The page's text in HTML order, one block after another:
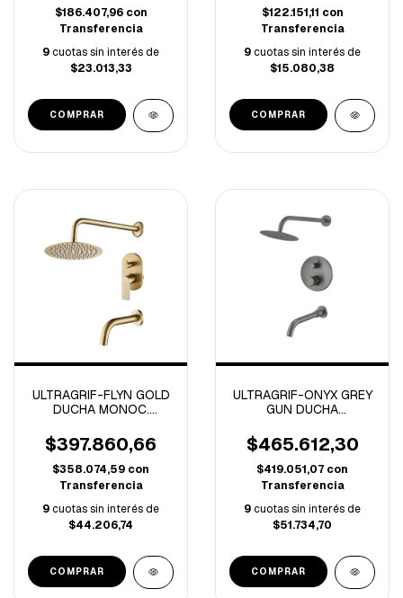
$186.407,96 con
Transferencia
9cuotas sin interés de
$23.013,33
$122.151,11 con
Transferencia
9cuotas sin interés de
$15.080,38
ULTRAGRIF-FLYN GOLD
DUCHA MONOC.
UGM1022G01-
$397.860,66
$358.074,59 con
Transferencia
9cuotas sin interés de
$44.206,74
ULTRAGRIF-ONYX GREY
GUN DUCHA
C/TRANSFERENCIA -
UGL1033GG01-
$465.612,30
$419.051,07 con
Transferencia
9cuotas sin interés de
$51.734,70